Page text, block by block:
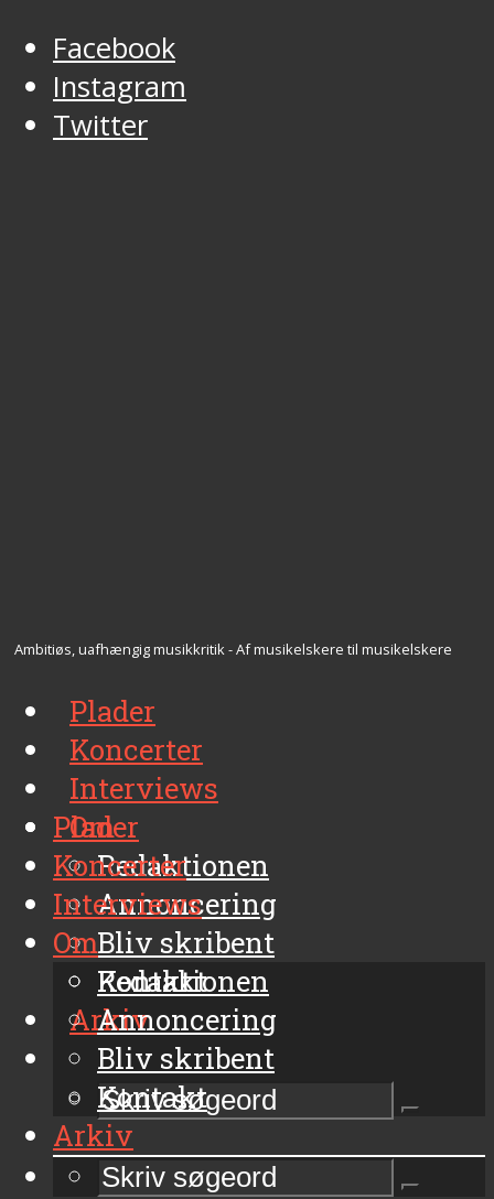
Facebook
Instagram
Twitter
Ambitiøs, uafhængig musikkritik - Af musikelskere til musikelskere
Plader
Koncerter
Interviews
Om
Redaktionen
Annoncering
Bliv skribent
Kontakt
Arkiv
Plader
Koncerter
Interviews
Om
Redaktionen
Annoncering
Bliv skribent
Kontakt
Arkiv